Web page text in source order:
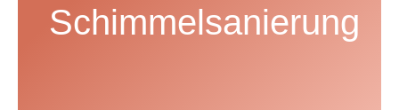
Schimmelsanierung
gehen wir den Ursachen auf den Grund, entfernen
den Befall fachgerecht und sorgen für einen